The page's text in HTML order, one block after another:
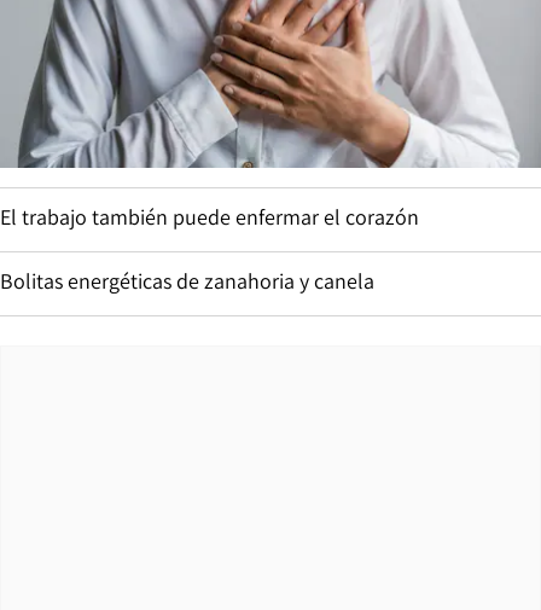
El trabajo también puede enfermar el corazón
Bolitas energéticas de zanahoria y canela